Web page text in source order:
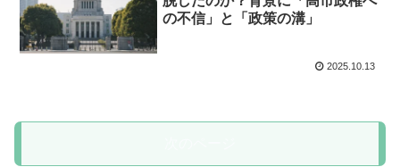
の不信」と「政策の溝」
2025.10.13